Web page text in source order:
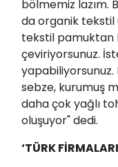
bölmemiz lazım.
da organik tekstil
tekstil pamuktan
çeviriyorsunuz.
sebze, kurumuş
daha çok yağlı
oluşuyor" dedi.
‘TÜRK